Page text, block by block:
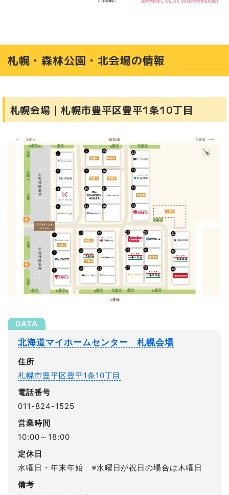
札幌・森林公園・北会場の情報
札幌会場｜札幌市豊平区豊平1条10丁目
北海道マイホームセンター 札幌会場
住所
札幌市豊平区豊平1条10丁目
電話番号
011-824-1525
営業時間
10:00～18:00
定休日
水曜日・年末年始 ※水曜日が祝日の場合は木曜日
備考